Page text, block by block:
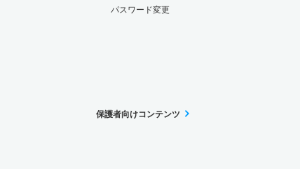
パスワード変更
保護者向けコンテンツ